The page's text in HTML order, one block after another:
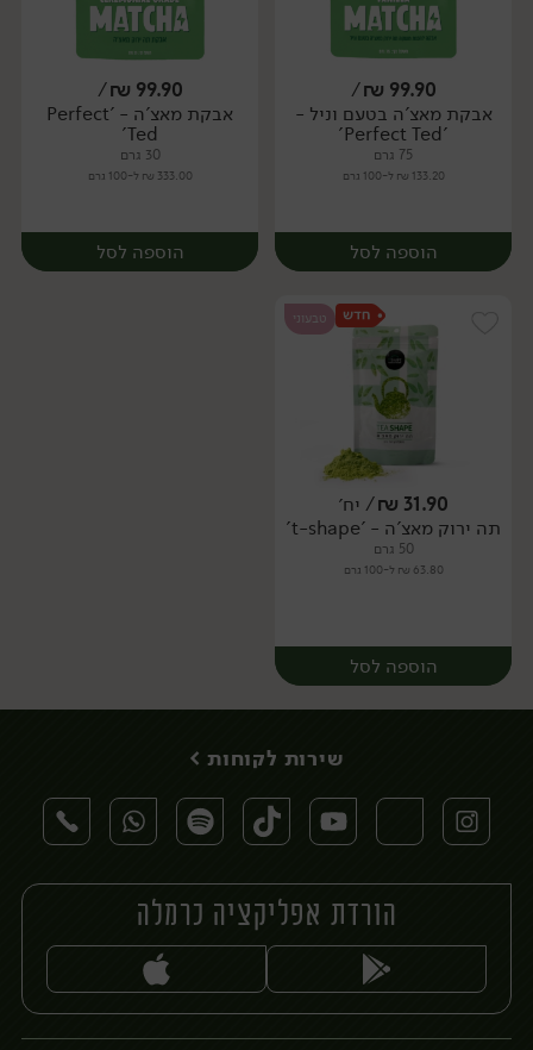
יח׳ יח׳
99.90
₪
/
אבקת מאצ'ה בטעם וניל -
'Perfect Ted'
75 גרם
133.20 ₪ ל-100 גרם
הוספה לסל
99.90
₪
/
אבקת מאצ'ה - 'Perfect
Ted'
30 גרם
333.00 ₪ ל-100 גרם
הוספה לסל
טבעוני
31.90
₪/ יח׳
תה ירוק מאצ'ה - 't-shape'
50 גרם
63.80 ₪ ל-100 גרם
הוספה לסל
יח׳
שירות לקוחות >
הורדת אפליקציה כרמלה